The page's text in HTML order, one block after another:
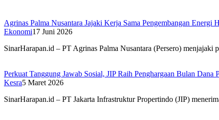
Agrinas Palma Nusantara Jajaki Kerja Sama Pengembangan Energi
Ekonomi17 Juni 2026
SinarHarapan.id – PT Agrinas Palma Nusantara (Persero)
Perkuat Tanggung Jawab Sosial, JIP Raih Penghargaan Bulan Dana
Kesra5 Maret 2026
SinarHarapan.id – PT Jakarta Infrastruktur Propertindo (JIP)